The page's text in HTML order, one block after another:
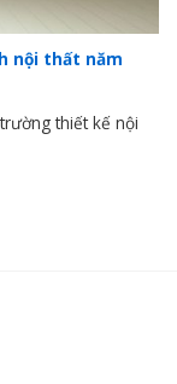
nội thất năm
thiết kế nội